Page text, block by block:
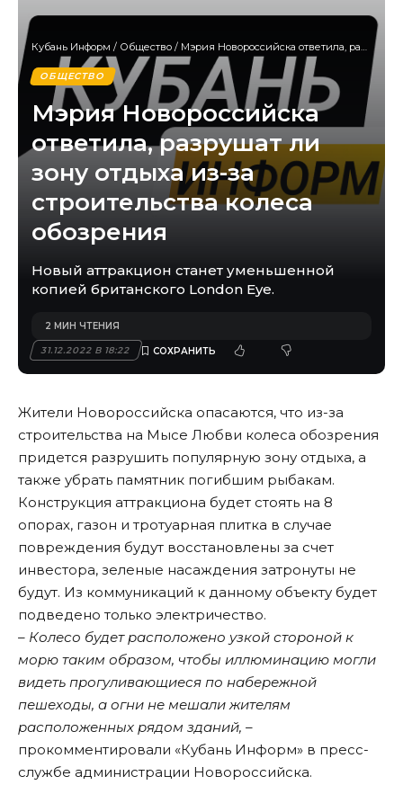
Кубань Информ / Общество / Мэрия Новороссийска ответила, разрушат ли зону отдыха из-за строительства колеса обозрения
ОБЩЕСТВО
Мэрия Новороссийска
ответила, разрушат ли
зону отдыха из-за
строительства колеса
обозрения
Новый аттракцион станет уменьшенной
копией британского London Eye.
31.12.2022 В 18:22
2 МИН ЧТЕНИЯ
Жители Новороссийска опасаются, что из-за
строительства на Мысе Любви колеса обозрения
придется разрушить популярную зону отдыха, а
также убрать памятник погибшим рыбакам.
Конструкция аттракциона будет стоять на 8
опорах, газон и тротуарная плитка в случае
повреждения будут восстановлены за счет
инвестора, зеленые насаждения затронуты не
будут. Из коммуникаций к данному объекту будет
подведено только электричество.
– Колесо будет расположено узкой стороной к
морю таким образом, чтобы иллюминацию могли
видеть прогуливающиеся по набережной
пешеходы, а огни не мешали жителям
расположенных рядом зданий, –
прокомментировали «Кубань Информ» в пресс-
службе администрации Новороссийска.